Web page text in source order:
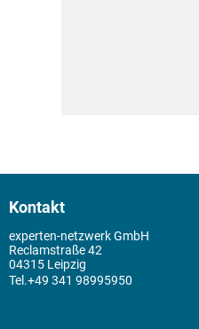
Kontakt
experten-netzwerk GmbH
Reclamstraße 42
04315 Leipzig
+49 341 98995950